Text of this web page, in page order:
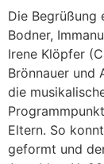
Die Begrüßung
Bodner,
Irene Klöpfer
Brönnauer und
die
Eltern. So
geformt und